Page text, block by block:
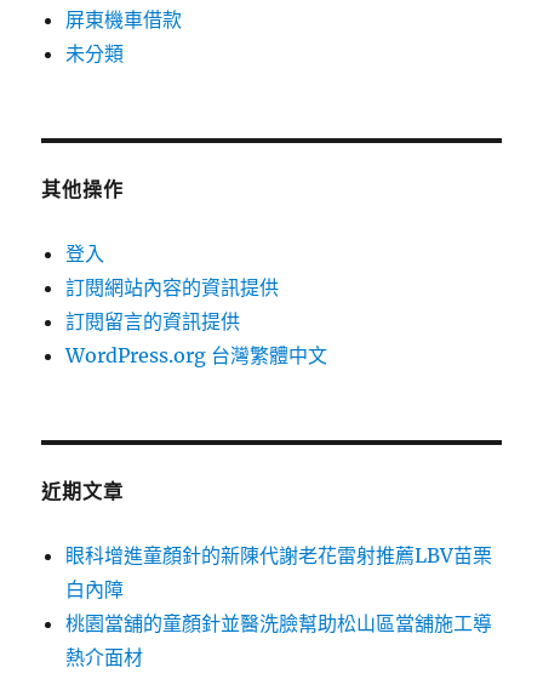
屏東機車借款
未分類
其他操作
登入
訂閱網站內容的資訊提供
訂閱留言的資訊提供
WordPress.org 台灣繁體中文
近期文章
眼科增進童顏針的新陳代謝老花雷射推薦LBV苗栗
白內障
桃園當舖的童顏針並醫洗臉幫助松山區當舖施工導
熱介面材